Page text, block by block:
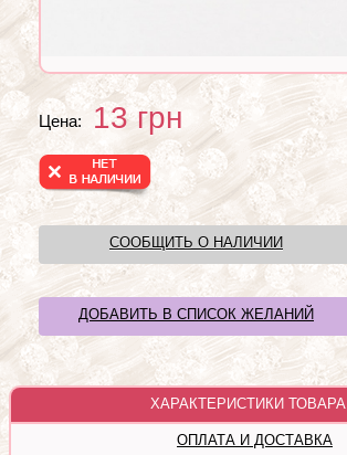
Цена: 13грн
СООБЩИТЬ О НАЛИЧИИ
ДОБАВИТЬ В СПИСОК ЖЕЛАНИЙ
ХАРАКТЕРИСТИКИ ТОВАРА
ОПЛАТА И ДОСТАВКА